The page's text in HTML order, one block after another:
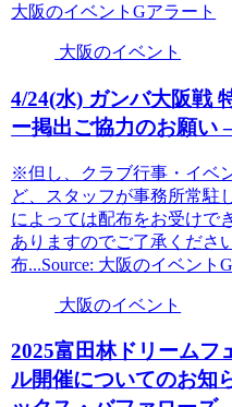
大阪のイベントGアラート
大阪のイベント
4/24(水) ガンバ大阪戦
ー掲出ご協力のお願い
※但し、クラブ行事・イベ
ど、スタッフが事務所常駐
によっては配布をお受けで
ありますのでご了承くださ
布...Source: 大阪のイベント
大阪のイベント
2025富田林ドリームフ
ル開催についてのお知